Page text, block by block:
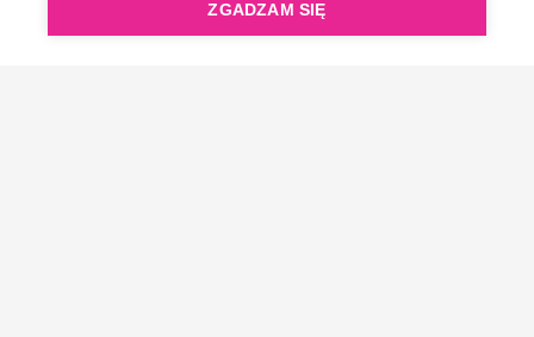
ZGADZAM SIĘ